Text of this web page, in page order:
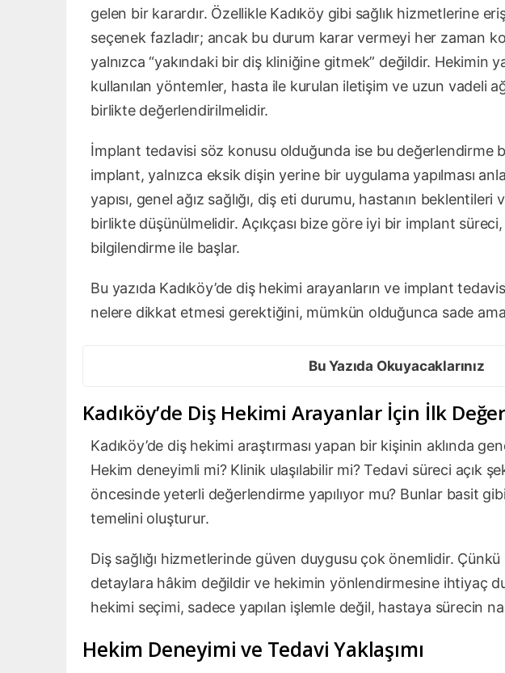
gelen bir karardır. Özellikle Kadıköy gibi sağlık hizmetlerine
seçenek fazladır; ancak bu durum karar vermeyi her zaman
yalnızca “yakındaki bir diş kliniğine gitmek” değildir. Hekimin
kullanılan yöntemler, hasta ile kurulan iletişim ve uzun vadeli
birlikte değerlendirilmelidir.
İmplant tedavisi söz konusu olduğunda ise bu değerlendirme
implant, yalnızca eksik dişin yerine bir uygulama yapılması
yapısı, genel ağız sağlığı, diş eti durumu, hastanın beklentileri
birlikte düşünülmelidir. Açıkçası bize göre iyi bir implant
bilgilendirme ile başlar.
Bu yazıda Kadıköy’de diş hekimi arayanların ve implant
nelere dikkat etmesi gerektiğini, mümkün olduğunca sade ama
Bu Yazıda Okuyacaklarınız
Kadıköy’de Diş Hekimi Arayanlar İçin İlk
Kadıköy’de diş hekimi araştırması yapan bir kişinin aklında
Hekim deneyimli mi? Klinik ulaşılabilir mi? Tedavi süreci açık
öncesinde yeterli değerlendirme yapılıyor mu? Bunlar basit
temelini oluşturur.
Diş sağlığı hizmetlerinde güven duygusu çok önemlidir.
detaylara hâkim değildir ve hekimin yönlendirmesine ihtiyaç
hekimi seçimi, sadece yapılan işlemle değil, hastaya sürecin
Hekim Deneyimi ve Tedavi Yaklaşımı